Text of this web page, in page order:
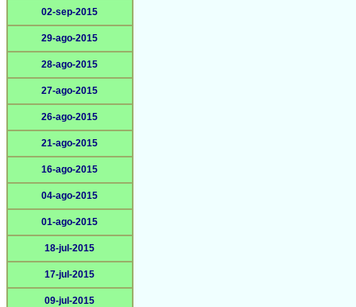
02-sep-2015
29-ago-2015
28-ago-2015
27-ago-2015
26-ago-2015
21-ago-2015
16-ago-2015
04-ago-2015
01-ago-2015
18-jul-2015
17-jul-2015
09-jul-2015